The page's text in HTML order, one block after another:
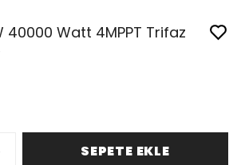
40000 Watt 4MPPT Trifaz
SEPETE EKLE